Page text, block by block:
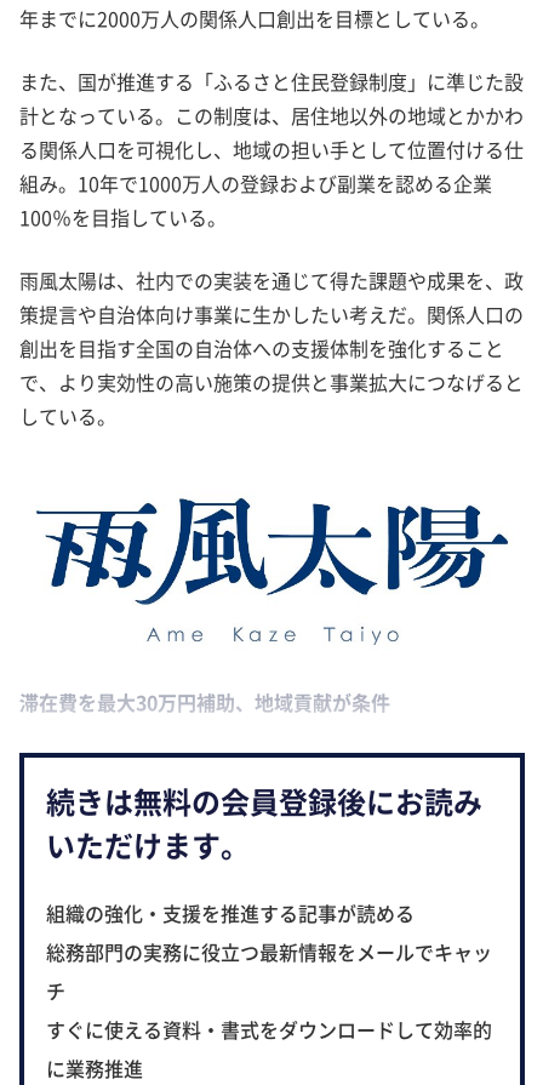
年までに2000万人の関係人口創出を目標としている。
また、国が推進する「ふるさと住民登録制度」に準じた設
計となっている。この制度は、居住地以外の地域とかかわ
る関係人口を可視化し、地域の担い手として位置付ける仕
組み。10年で1000万人の登録および副業を認める企業
100％を目指している。
雨風太陽は、社内での実装を通じて得た課題や成果を、政
策提言や自治体向け事業に生かしたい考えだ。関係人口の
創出を目指す全国の自治体への支援体制を強化すること
で、より実効性の高い施策の提供と事業拡大につなげると
している。
滞在費を最大30万円補助、地域貢献が条件
続きは無料の会員登録後にお読み
いただけます。
組織の強化・支援を推進する記事が読める
総務部門の実務に役立つ最新情報をメールでキャッ
チ
すぐに使える資料・書式をダウンロードして効率的
に業務推進